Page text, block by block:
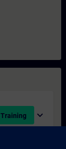
expand_more